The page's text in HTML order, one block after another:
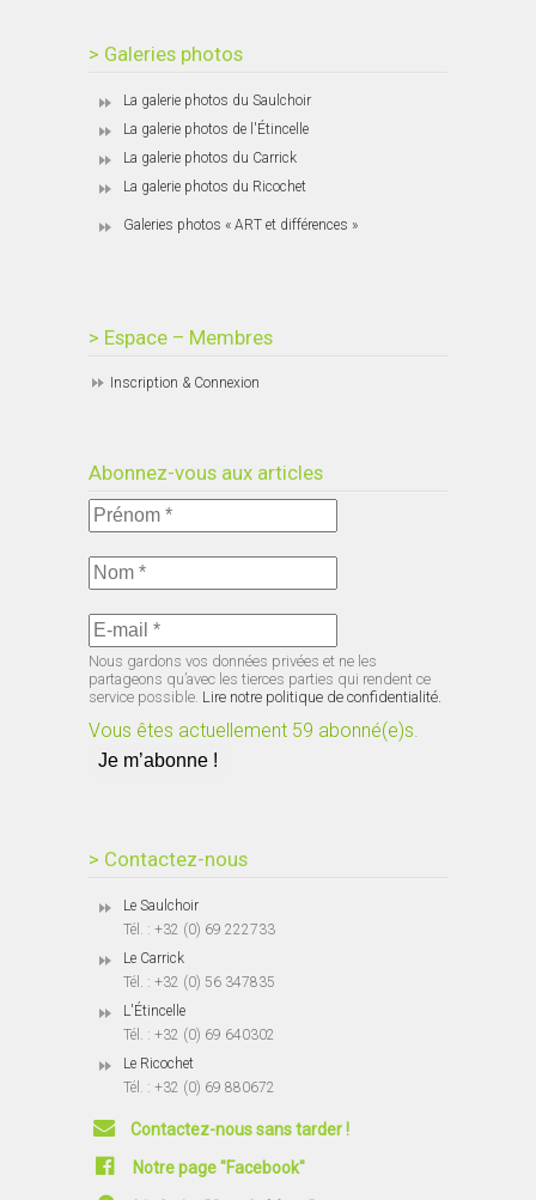
> Galeries photos
La galerie photos du Saulchoir
La galerie photos de l'Étincelle
La galerie photos du Carrick
La galerie photos du Ricochet
Galeries photos « ART et différences »
> Espace – Membres
Inscription & Connexion
Abonnez-vous aux articles
Nous gardons vos données privées et ne les
partageons qu’avec les tierces parties qui rendent ce
service possible. Lire notre politique de confidentialité.
Vous êtes actuellement 59 abonné(e)s.
> Contactez-nous
Le Saulchoir
Tél. : +32 (0) 69 222733
Le Carrick
Tél. : +32 (0) 56 347835
L'Étincelle
Tél. : +32 (0) 69 640302
Le Ricochet
Tél. : +32 (0) 69 880672
Contactez-nous sans tarder !
Notre page "Facebook"